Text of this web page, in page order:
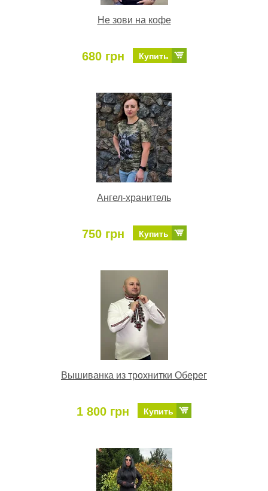
Не зови на кофе
680 грн Купить
Ангел-хранитель
750 грн Купить
Вышиванка из трохнитки Оберег
1 800 грн Купить